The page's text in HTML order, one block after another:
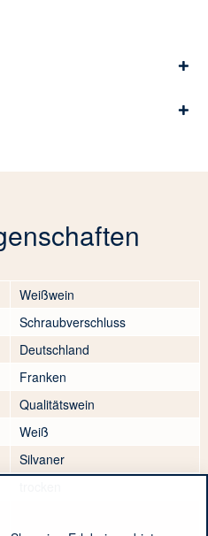
Weißwein
Schraubverschluss
Deutschland
Franken
Qualitätswein
Weiß
Silvaner